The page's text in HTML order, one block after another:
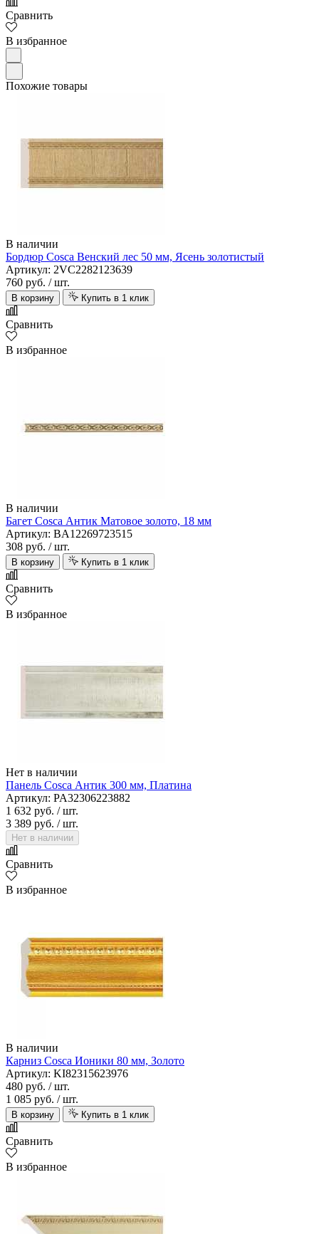
Сравнить
В избранное
Похожие товары
В наличии
Бордюр Cosca Венский лес 50 мм, Ясень золотистый
Артикул: 2VC2282123639
760 руб. / шт.
В корзину Купить в 1 клик
Сравнить
В избранное
В наличии
Багет Cosca Антик Матовое золото, 18 мм
Артикул: BA12269723515
308 руб. / шт.
В корзину Купить в 1 клик
Сравнить
В избранное
Нет в наличии
Панель Cosca Антик 300 мм, Платина
Артикул: PA32306223882
1 632 руб. / шт.
3 389 руб. / шт.
Нет в наличии
Сравнить
В избранное
В наличии
Карниз Cosca Ионики 80 мм, Золото
Артикул: KI82315623976
480 руб. / шт.
1 085 руб. / шт.
В корзину Купить в 1 клик
Сравнить
В избранное